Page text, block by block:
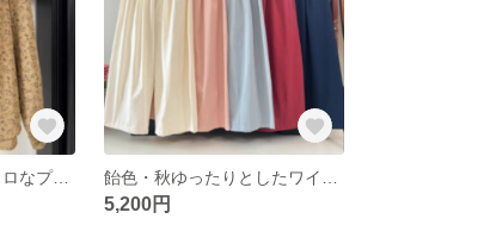
花の長袖シャツ秋レトロなプリントレースの上着文芸シャツ
5,200円